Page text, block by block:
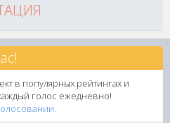
в популярных рейтингах и
голос ежедневно!